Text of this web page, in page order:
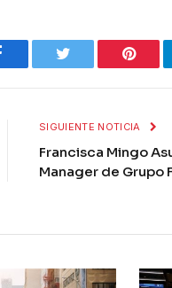
Facebook Twitter
SIGUIENTE NOTICIA
Francisca Mingo
Manager de Grupo